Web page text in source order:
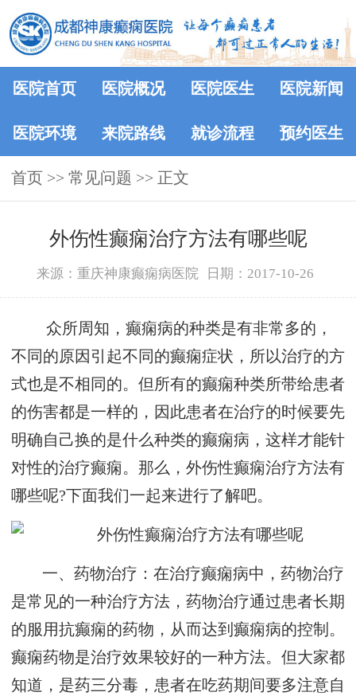
医院首页 医院概况 医院医生 医院新闻
医院环境 来院路线 就诊流程 预约医生
首页 >> 常见问题 >> 正文
外伤性癫痫治疗方法有哪些呢
来源：重庆神康癫痫病医院 日期：2017-10-26
众所周知，癫痫病的种类是有非常多的，
不同的原因引起不同的癫痫症状，所以治疗的方
式也是不相同的。但所有的癫痫种类所带给患者
的伤害都是一样的，因此患者在治疗的时候要先
明确自己换的是什么种类的癫痫病，这样才能针
对性的治疗癫痫。那么，外伤性癫痫治疗方法有
哪些呢?下面我们一起来进行了解吧。
一、药物治疗：在治疗癫痫病中，药物治疗
是常见的一种治疗方法，药物治疗通过患者长期
的服用抗癫痫的药物，从而达到癫痫病的控制。
癫痫药物是治疗效果较好的一种方法。但大家都
知道，是药三分毒，患者在吃药期间要多注意自